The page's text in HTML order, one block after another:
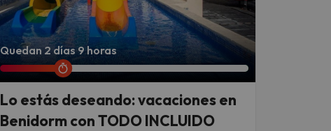
Quedan 2 días 9 horas
Lo estás deseando: vacaciones en
Benidorm con TODO INCLUIDO